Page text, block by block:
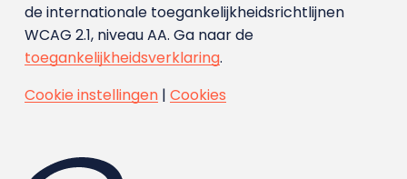
de internationale toegankelijkheidsrichtlijnen
WCAG 2.1, niveau AA. Ga naar de
toegankelijkheidsverklaring.
Cookie instellingen| Cookies